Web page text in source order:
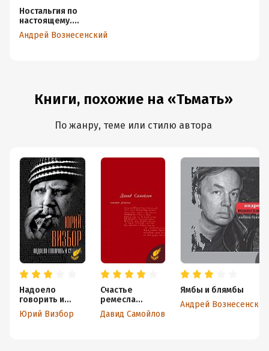
Ностальгия по
настоящему.
Хронометраж эпохи
Андрей Вознесенский
Книги, похожие на «Тьмать»
По жанру, теме или стилю автора
Надоело
говорить и
спорить
Юрий Визбор
Счастье
ремесла
(сборник)
Давид Самойлов
Ямбы и блямбы
Андрей Вознесенский